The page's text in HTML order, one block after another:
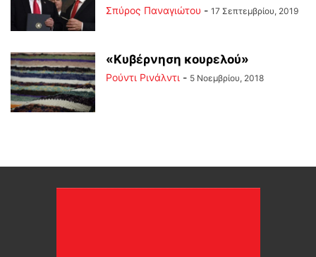
Σπύρος Παναγιώτου - 17 Σεπτεμβρίου, 2019
«Κυβέρνηση κουρελού»
Ρούντι Ρινάλντι - 5 Νοεμβρίου, 2018